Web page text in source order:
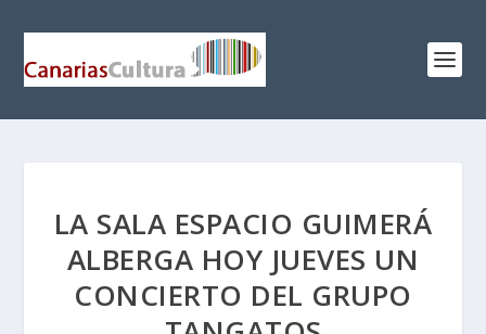
LA SALA ESPACIO GUIMERÁ
ALBERGA HOY JUEVES UN
CONCIERTO DEL GRUPO